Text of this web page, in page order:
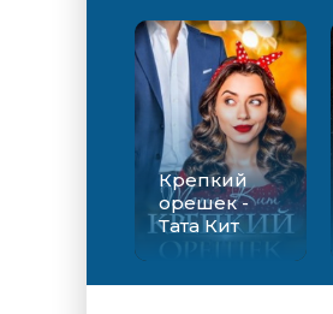
Крепкий
орешек -
Тата Кит
Вильмонт